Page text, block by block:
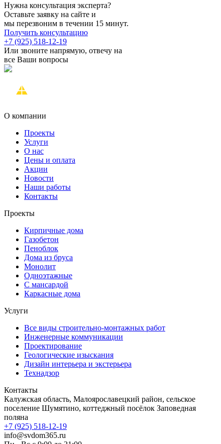
Нужна консультация эксперта?
Оставьте заявку на сайте и
мы перезвоним в течении 15 минут.
Получить консультацию
+7 (925) 518-12-19
Или звоните напрямую, отвечу на
все Ваши вопросы
О компании
Проекты
Услуги
О нас
Цены и оплата
Акции
Новости
Наши работы
Контакты
Проекты
Кирпичные дома
Газобетон
Пеноблок
Дома из бруса
Монолит
Одноэтажные
С мансардой
Каркасные дома
Услуги
Все виды строительно-монтажных работ
Инженерные коммуникации
Проектирование
Геологические изыскания
Дизайн интерьера и экстерьера
Технадзор
Контакты
Калужская область, Малоярославецкий район, сельское
поселение Шумятино, коттеджный посёлок Заповедная
поляна
+7 (925) 518-12-19
info@svdom365.ru